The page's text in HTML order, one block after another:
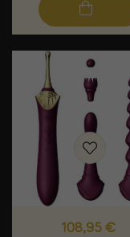
Prix
108,95 €